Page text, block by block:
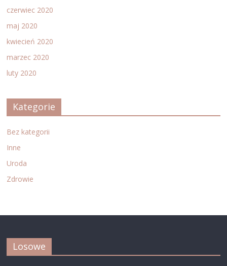
czerwiec 2020
maj 2020
kwiecień 2020
marzec 2020
luty 2020
Kategorie
Bez kategorii
Inne
Uroda
Zdrowie
Losowe